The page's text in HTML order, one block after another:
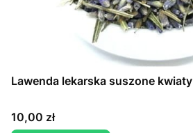
Lawenda lekarska suszone kwiaty
Cena
10,00 zł